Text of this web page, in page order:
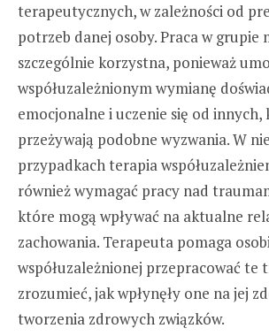
terapeutycznych, w zależności od
potrzeb danej osoby. Praca w grupie
szczególnie korzystna, ponieważ
współuzależnionym wymianę
emocjonalne i uczenie się od
przeżywają podobne wyzwania. W
przypadkach terapia
również wymagać pracy nad
które mogą wpływać na aktualne
zachowania. Terapeuta pomaga
współuzależnionej przepracować te
zrozumieć, jak wpłynęły one na jej
tworzenia zdrowych związków.